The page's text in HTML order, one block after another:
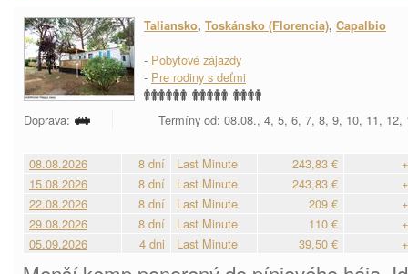
Taliansko, Toskánsko (Florencia), Capalbio
- Pobytové zájazdy
- Pre rodiny s deťmi
Doprava: Termíny od: 08.08., 4, 5, 6, 7, 8, 9, 10, 11, 12,
08.08.2026 8 dní Last Minute 243,83 €
15.08.2026
8 dní Last Minute 243,83 €
22.08.2026
8 dní Last Minute 209 €
29.08.2026
8 dní Last Minute 110 €
05.09.2026
4 dni Last Minute 39,50 €